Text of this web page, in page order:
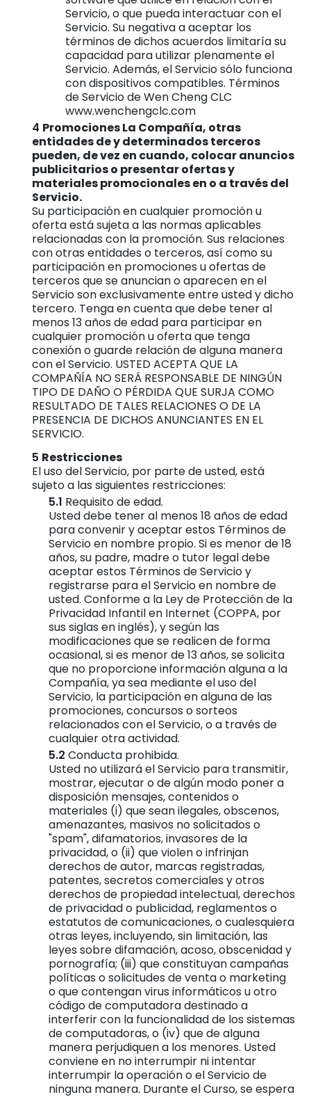
Servicio, o que pueda interactuar con el
Servicio. Su negativa a aceptar los
términos de dichos acuerdos limitaría su
capacidad para utilizar plenamente el
Servicio. Además, el Servicio sólo funciona
con dispositivos compatibles. Términos
de Servicio de Wen Cheng CLC
www.wenchengclc.com
Promociones La Compañía, otras
entidades de y determinados terceros
pueden, de vez en cuando, colocar anuncios
publicitarios o presentar ofertas y
materiales promocionales en o a través del
Servicio.
Su participación en cualquier promoción u
oferta está sujeta a las normas aplicables
relacionadas con la promoción. Sus relaciones
con otras entidades o terceros, así como su
participación en promociones u ofertas de
terceros que se anuncian o aparecen en el
Servicio son exclusivamente entre usted y dicho
tercero. Tenga en cuenta que debe tener al
menos 13 años de edad para participar en
cualquier promoción u oferta que tenga
conexión o guarde relación de alguna manera
con el Servicio. USTED ACEPTA QUE LA
COMPAÑÍA NO SERÁ RESPONSABLE DE NINGÚN
TIPO DE DAÑO O PÉRDIDA QUE SURJA COMO
RESULTADO DE TALES RELACIONES O DE LA
PRESENCIA DE DICHOS ANUNCIANTES EN EL
SERVICIO.
Restricciones
El uso del Servicio, por parte de usted, está
sujeto a las siguientes restricciones:
Requisito de edad.
Usted debe tener al menos 18 años de edad
para convenir y aceptar estos Términos de
Servicio en nombre propio. Si es menor de 18
años, su padre, madre o tutor legal debe
aceptar estos Términos de Servicio y
registrarse para el Servicio en nombre de
usted. Conforme a la Ley de Protección de la
Privacidad Infantil en Internet (COPPA, por
sus siglas en inglés), y según las
modificaciones que se realicen de forma
ocasional, si es menor de 13 años, se solicita
que no proporcione información alguna a la
Compañía, ya sea mediante el uso del
Servicio, la participación en alguna de las
promociones, concursos o sorteos
relacionados con el Servicio, o a través de
cualquier otra actividad.
Conducta prohibida.
Usted no utilizará el Servicio para transmitir,
mostrar, ejecutar o de algún modo poner a
disposición mensajes, contenidos o
materiales (i) que sean ilegales, obscenos,
amenazantes, masivos no solicitados o
"spam", difamatorios, invasores de la
privacidad, o (ii) que violen o infrinjan
derechos de autor, marcas registradas,
patentes, secretos comerciales y otros
derechos de propiedad intelectual, derechos
de privacidad o publicidad, reglamentos o
estatutos de comunicaciones, o cualesquiera
otras leyes, incluyendo, sin limitación, las
leyes sobre difamación, acoso, obscenidad y
pornografía; (iii) que constituyan campañas
políticas o solicitudes de venta o marketing
o que contengan virus informáticos u otro
código de computadora destinado a
interferir con la funcionalidad de los sistemas
de computadoras, o (iv) que de alguna
manera perjudiquen a los menores. Usted
conviene en no interrumpir ni intentar
interrumpir la operación o el Servicio de
ninguna manera. Durante el Curso, se espera